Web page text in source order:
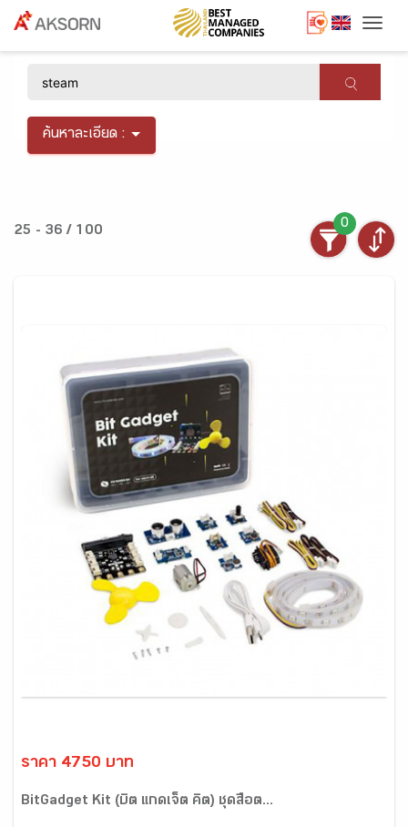
ค้นหาละเอียด :
25 - 36 / 100
0
ราคา 4750 บาท
BitGadget Kit (บิต แกดเจ็ต คิต) ชุดสื่อต...